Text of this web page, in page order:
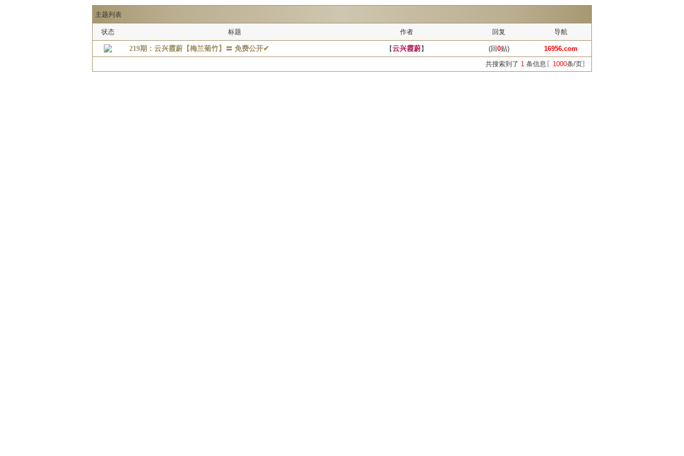
主题列表
状态 标题 作者 回复 导航
219期：云兴霞蔚【梅兰菊竹】〓 免费公开✔ 【云兴霞蔚】 (回0贴)
16956.com
共搜索到了 1 条信息〖 1000条/页〗